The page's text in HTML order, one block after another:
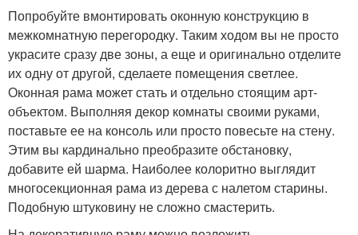
Попробуйте вмонтировать оконную конструкцию в
межкомнатную перегородку. Таким ходом вы не просто
украсите сразу две зоны, а еще и оригинально отделите
их одну от другой, сделаете помещения светлее.
Оконная рама может стать и отдельно стоящим арт-
объектом. Выполняя декор комнаты своими руками,
поставьте ее на консоль или просто повесьте на стену.
Этим вы кардинально преобразите обстановку,
добавите ей шарма. Наиболее колоритно выглядит
многосекционная рама из дерева с налетом старины.
Подобную штуковину не сложно смастерить.